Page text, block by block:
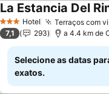
3 EstrelasHotel Terraços com
La Estancia Del
7,1 293 a 4.4 km de
Selecione as datas
exatos.